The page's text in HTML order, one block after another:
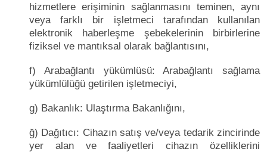
hizmetlere erişiminin sağlanmasını teminen, aynı
veya farklı bir işletmeci tarafından kullanılan
elektronik haberleşme şebekelerinin birbirlerine
fiziksel ve mantıksal olarak bağlantısını,
f) Arabağlantı yükümlüsü: Arabağlantı sağlama
yükümlülüğü getirilen işletmeciyi,
g) Bakanlık: Ulaştırma Bakanlığını,
ğ) Dağıtıcı: Cihazın satış ve/veya tedarik zincirinde
yer alan ve faaliyetleri cihazın özelliklerini